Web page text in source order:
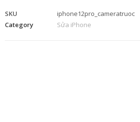
SKU
iphone12pro_cameratruoc
Category
Sửa iPhone